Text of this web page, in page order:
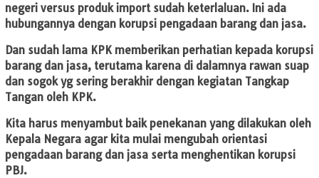
negeri versus produk import sudah keterlaluan. Ini ada
hubungannya dengan korupsi pengadaan barang dan jasa.
Dan sudah lama KPK memberikan perhatian kepada korupsi
barang dan jasa, terutama karena di dalamnya rawan suap
dan sogok yg sering berakhir dengan kegiatan Tangkap
Tangan oleh KPK.
Kita harus menyambut baik penekanan yang dilakukan oleh
Kepala Negara agar kita mulai mengubah orientasi
pengadaan barang dan jasa serta menghentikan korupsi
PBJ.